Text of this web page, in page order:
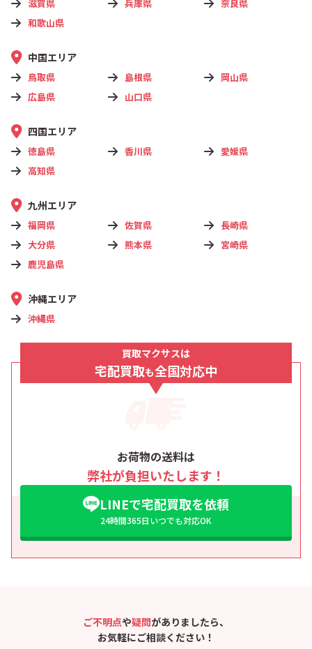
滋賀県 兵庫県
奈良県
和歌山県
中国エリア
鳥取県 島根県
岡山県
広島県
山口県
四国エリア
徳島県 香川県
愛媛県
高知県
九州エリア
福岡県 佐賀県
長崎県
大分県
熊本県
宮崎県
鹿児島県
沖縄エリア
沖縄県
買取マクサスは
宅配買取も全国対応中
お荷物の送料は
弊社が負担いたします！
LINEで宅配買取を依頼
24時間365日いつでも対応OK
ご不明点や疑問がありましたら、
お気軽にご相談ください！